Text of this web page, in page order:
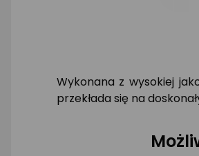
Wykonana z wysokiej
przekłada się na